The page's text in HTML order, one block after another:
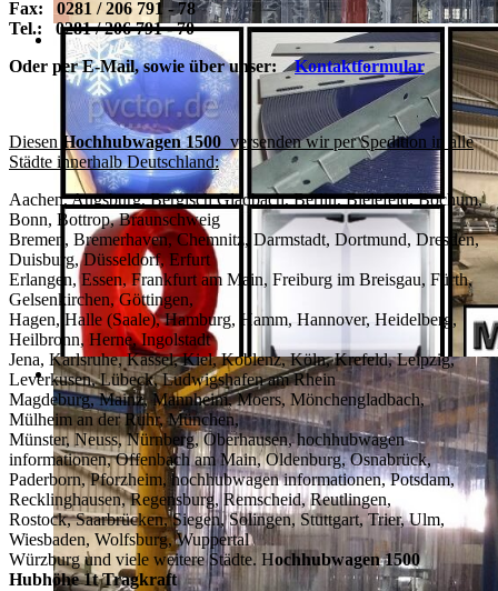
Fax: 0281 / 206 791 - 78
Tel.: 0281 / 206 791 - 70
Oder per E-Mail, sowie über unser:Kontaktformular
Diesen Hochhubwagen 1500 versenden wir per Spedition in alle
Städte innerhalb Deutschland:
Aachen, Augsburg, Bergisch Gladbach, Berlin, Bielefeld, Bochum,
Bonn, Bottrop, Braunschweig
Bremen, Bremerhaven, Chemnitz, Darmstadt, Dortmund, Dresden,
Duisburg, Düsseldorf, Erfurt
Erlangen, Essen, Frankfurt am Main, Freiburg im Breisgau, Fürth,
Gelsenkirchen, Göttingen,
Hagen, Halle (Saale), Hamburg, Hamm, Hannover, Heidelberg,
Heilbronn, Herne, Ingolstadt
Jena, Karlsruhe, Kassel, Kiel, Koblenz, Köln, Krefeld, Leipzig,
Leverkusen, Lübeck, Ludwigshafen am Rhein
Magdeburg, Mainz, Mannheim, Moers, Mönchengladbach,
Mülheim an der Ruhr, München,
Münster, Neuss, Nürnberg, Oberhausen, hochhubwagen
informationen, Offenbach am Main, Oldenburg, Osnabrück,
Paderborn, Pforzheim, hochhubwagen informationen, Potsdam,
Recklinghausen, Regensburg, Remscheid, Reutlingen,
Rostock, Saarbrücken, Siegen, Solingen, Stuttgart, Trier, Ulm,
Wiesbaden, Wolfsburg, Wuppertal
Würzburg und viele weitere Städte. Hochhubwagen 1500
Hubhöhe 1t Tragkraft